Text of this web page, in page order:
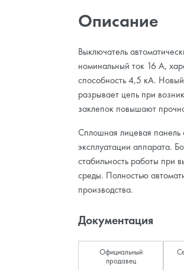
Описание
Выключатель
номинальный ток 16 А,
способность 4,5 кА.
разрывает цепь при
заклепок повышают
Сплошная лицевая панель
эксплуатации аппарата.
стабильность работы при
среды. Полностью
производства.
Документация
Официальный
продавец